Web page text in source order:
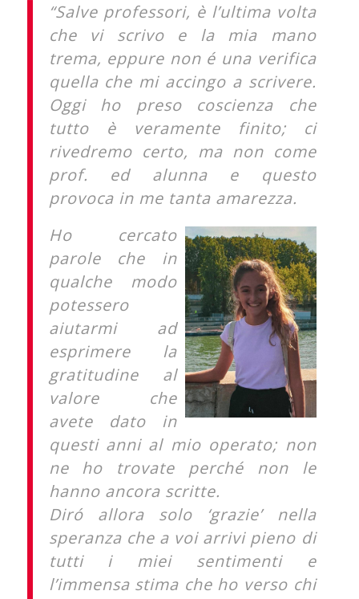
“Salve professori, è l’ultima volta
che vi scrivo e la mia mano
trema, eppure non é una verifica
quella che mi accingo a scrivere.
Oggi ho preso coscienza che
tutto è veramente finito; ci
rivedremo certo, ma non come
prof. ed alunna e questo
provoca in me tanta amarezza.
Ho cercato
parole che in
qualche modo
potessero
aiutarmi ad
esprimere la
gratitudine al
valore che
avete dato in
questi anni al mio operato; non
ne ho trovate perché non le
hanno ancora scritte.
Diró allora solo ‘grazie’ nella
speranza che a voi arrivi pieno di
tutti i miei sentimenti e
l’immensa stima che ho verso chi